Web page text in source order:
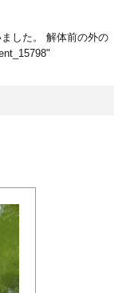
した。 解体前の外の